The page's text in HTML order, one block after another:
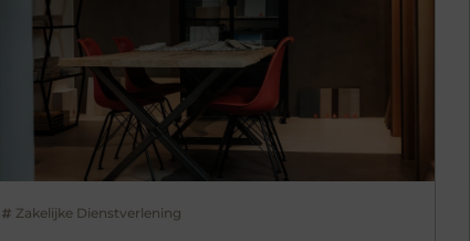
Zakelijke Dienstverlening